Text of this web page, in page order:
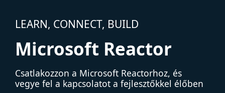
LEARN, CONNECT, BUILD
Microsoft Reactor
Csatlakozzon a Microsoft Reactorhoz, és
vegye fel a kapcsolatot a fejlesztőkkel élőben